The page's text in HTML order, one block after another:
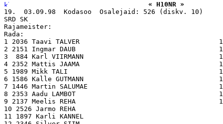
« H10NR »
19.  03.09.98  Kodasoo  Osalejaid: 526 (diskv. 10)
SRD SK
Rajameister:
Rada:
1 2036 Taavi TALVER
2 2151 Ingmar DAUB
3  884 Karl VIIRMANN
4 2352 Mattis JAAMA
5 1989 Mikk TALI
6 1586 Kalle GUTMANN
7 1446 Martin SALUMAE
8 2353 Aadu LAMBOT
9 2137 Meelis REHA
10 2526 Jarmo REHA
11 1897 Karli KANNEL